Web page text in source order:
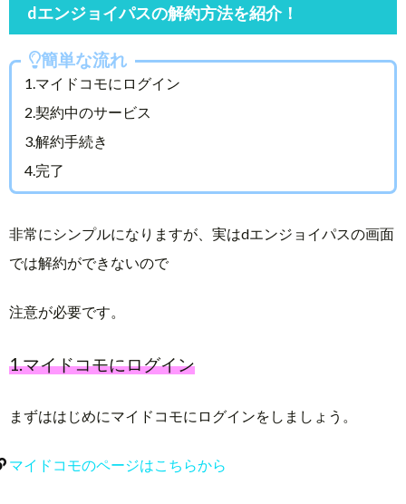
dエンジョイパスの解約方法を紹介！
簡単な流れ
1.マイドコモにログイン
2.契約中のサービス
3.解約手続き
4.完了
非常にシンプルになりますが、実はdエンジョイパスの画面
では解約ができないので
注意が必要です。
1.マイドコモにログイン
まずははじめにマイドコモにログインをしましょう。
マイドコモのページはこちらから